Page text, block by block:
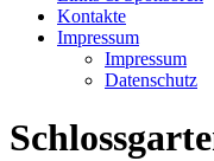
Kontakte
Impressum
Impressum
Datenschutz